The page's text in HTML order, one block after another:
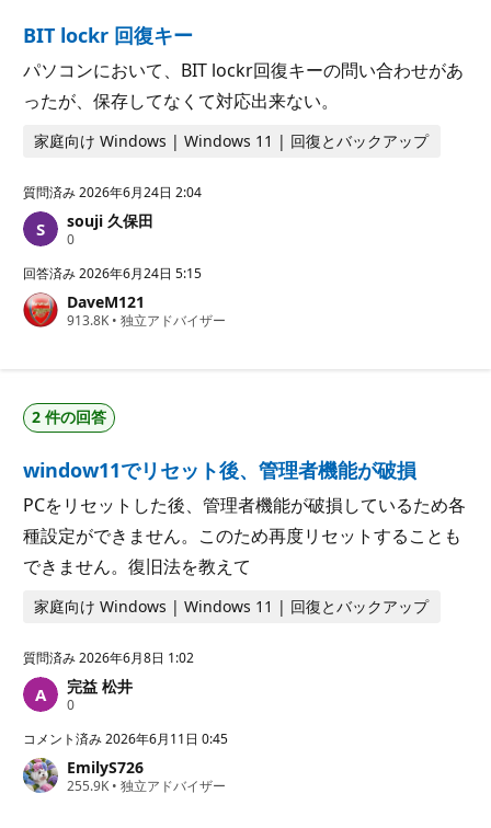
BIT lockr 回復キー
パソコンにおいて、BIT lockr回復キーの問い合わせがあ
ったが、保存してなくて対応出来ない。
家庭向け Windows | Windows 11 | 回復とバックアップ
質問済み2026年6月24日 2:04
souji 久保田
0評
の
イ
ン
回答済み2026年6月24日 5:15
DaveM121
913.8K 評
ト
• 独立アドバイザー
2 件の回答
window11でリセット後、管理者機能が破損
PCをリセットした後、管理者機能が破損しているため各
種設定ができません。このため再度リセットすることも
できません。復旧法を教えて
家庭向け Windows | Windows 11 | 回復とバックアップ
質問済み2026年6月8日 1:02
完益 松井
0評
の
イ
ン
コメント済み2026年6月11日 0:45
EmilyS726
255.9K 評
• 独立アドバイザー